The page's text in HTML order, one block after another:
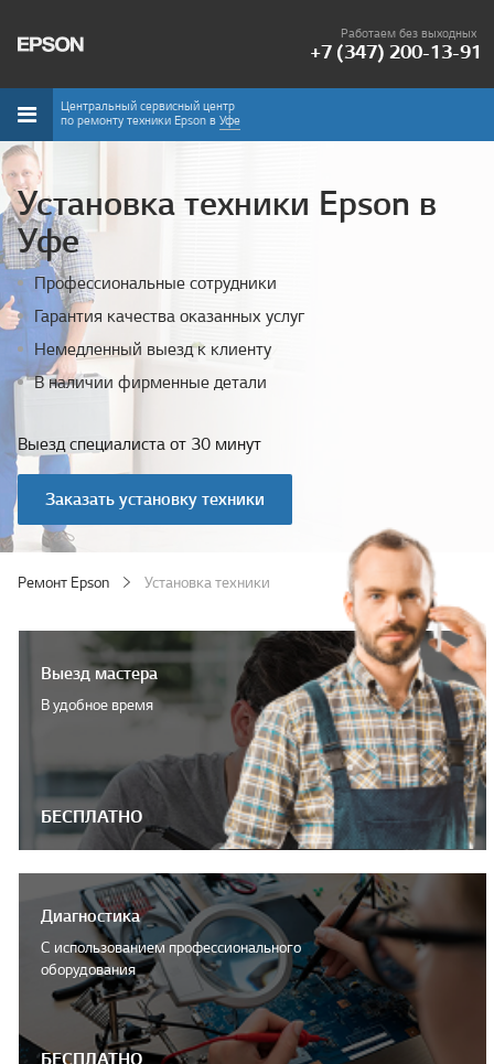
Работаем без выходных
+7 (347) 200-13-91
Центральный сервисный центр
по ремонту техники Epson вУфе
Установка техники Epson в
Уфе
Профессиональные сотрудники
Гарантия качества оказанных услуг
Немедленный выезд к клиенту
В наличии фирменные детали
Заказать установку техники
Выезд специалиста от 30 минут
Ремонт Epson Установка техники
Выезд мастера
В удобное время
БЕСПЛАТНО
Диагностика
С использованием профессионального
оборудования